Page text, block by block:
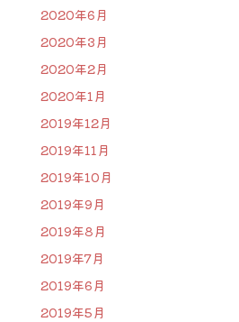
2020年6月
2020年3月
2020年2月
2020年1月
2019年12月
2019年11月
2019年10月
2019年9月
2019年8月
2019年7月
2019年6月
2019年5月